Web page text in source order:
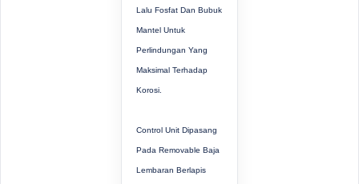
Lalu Fosfat Dan Bubuk
Mantel Untuk
Perlindungan Yang
Maksimal Terhadap
Korosi.
Control Unit Dipasang
Pada Removable Baja
Lembaran Berlapis